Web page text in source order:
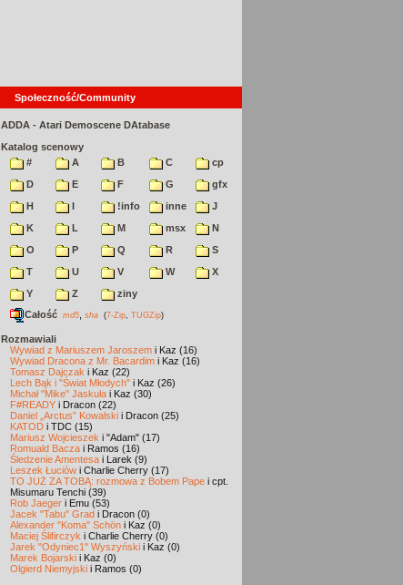
Społeczność/Community
ADDA - Atari Demoscene DAtabase
Katalog scenowy
#
A B C
cp
D
E F G
gfx
H
I !info inne
J
K
L M msx
N
O
P Q R
S
T
U V W
X
Y
Z
ziny
Całość md5 sha (7-Zip TUGZip)
Rozmawiali
Wywiad z Mariuszem Jaroszem i Kaz (16)
Wywiad Dracona z Mr. Bacardim i Kaz (16)
Tomasz Dajczak i Kaz (22)
Lech Bąk i "Świat Młodych" i Kaz (26)
Michał "Mike" Jaskuła i Kaz (30)
F#READY i Dracon (22)
Daniel „Arctus” Kowalski i Dracon (25)
KATOD i TDC (15)
Mariusz Wojcieszek i "Adam" (17)
Romuald Bacza i Ramos (16)
Śledzenie Amentesa i Larek (9)
Leszek Łuciów i Charlie Cherry (17)
TO JUŻ ZA TOBĄ: rozmowa z Bobem Pape i cpt.
Misumaru Tenchi (39)
Rob Jaeger i Emu (53)
Jacek "Tabu" Grad i Dracon (0)
Alexander "Koma" Schön i Kaz (0)
Maciej Ślifirczyk i Charlie Cherry (0)
Jarek "Odyniec1" Wyszyński i Kaz (0)
Marek Bojarski i Kaz (0)
Olgierd Niemyjski i Ramos (0)